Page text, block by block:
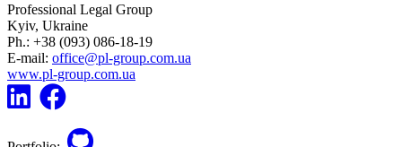
Professional Legal Group
Kyiv, Ukraine
Ph.: +38 (093) 086-18-19
E-mail: office@pl-group.com.ua
www.pl-group.com.ua